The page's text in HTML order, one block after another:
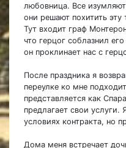
любовница. Все
они решают похитить
Тут входит граф
что герцог соблазнил
он проклинает нас с
После праздника я
переулке ко мне
представляется как
предлагает свои
условиях контракта, но
Дома меня встречает